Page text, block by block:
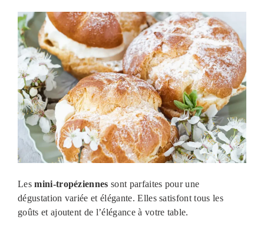
Lesmini-tropéziennes sont parfaites pour une
dégustation variée et élégante. Elles satisfont tous les
goûts et ajoutent de l’élégance à votre table.